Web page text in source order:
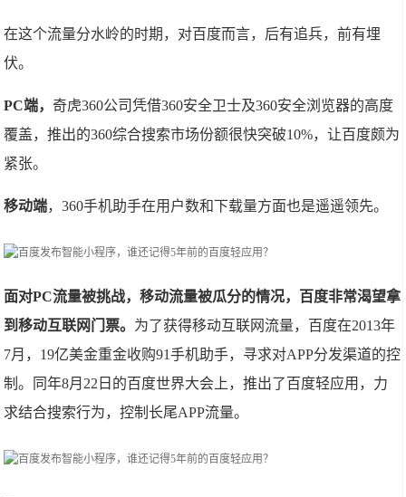
在这个流量分水岭的时期，对百度而言，后有追兵，前有埋
伏。
PC端，奇虎360公司凭借360安全卫士及360安全浏览器的高度
覆盖，推出的360综合搜索市场份额很快突破10%，让百度颇为
紧张。
移动端，360手机助手在用户数和下载量方面也是遥遥领先。
面对PC流量被挑战，移动流量被瓜分的情况，百度非常渴望拿
到移动互联网门票。 为了获得移动互联网流量，百度在2013年
7月，19亿美金重金收购91手机助手，寻求对APP分发渠道的控
制。同年8月22日的百度世界大会上，推出了百度轻应用，力
求结合搜索行为，控制长尾APP流量。